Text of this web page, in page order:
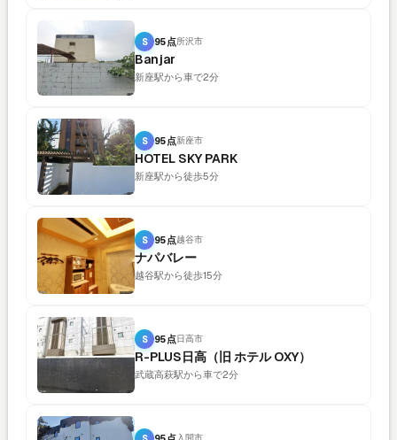
S 95点所沢市
Banjar
新座駅から車で2分
S 95点新座市
HOTEL SKY PARK
新座駅から徒歩5分
S 95点越谷市
ナパバレー
越谷駅から徒歩15分
S 95点日高市
R-PLUS日高（旧 ホテル OXY）
武蔵高萩駅から車で2分